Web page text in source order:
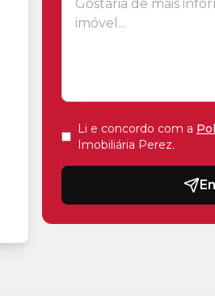
Li e concordo com a
Imobiliária Perez.